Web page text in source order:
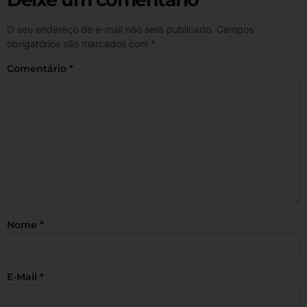
O seu endereço de e-mail não será publicado. Campos
obrigatórios são marcados com *
Comentário *
Nome *
E-Mail *